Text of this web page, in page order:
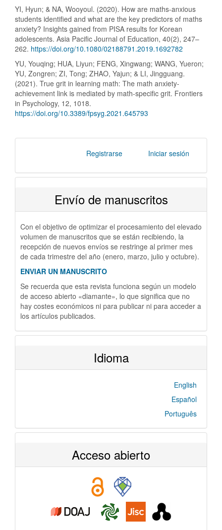
YI, Hyun; & NA, Wooyoul. (2020). How are maths-anxious
students identified and what are the key predictors of maths
anxiety? Insights gained from PISA results for Korean
adolescents. Asia Pacific Journal of Education, 40(2), 247–
262. https://doi.org/10.1080/02188791.2019.1692782
YU, Youqing; HUA, Liyun; FENG, Xingwang; WANG, Yueron;
YU, Zongren; ZI, Tong; ZHAO, Yajun; & LI, Jingguang.
(2021). True grit in learning math: The math anxiety-
achievement link is mediated by math-specific grit. Frontiers
in Psychology, 12, 1018.
https://doi.org/10.3389/fpsyg.2021.645793
Registrarse Iniciar sesión
Envío de manuscritos
Con el objetivo de optimizar el procesamiento del elevado
volumen de manuscritos que se están recibiendo, la
recepción de nuevos envíos se restringe al primer mes
de cada trimestre del año (enero, marzo, julio y octubre).
ENVIAR UN MANUSCRITO
Se recuerda que esta revista funciona según un modelo
de acceso abierto «diamante», lo que significa que no
hay costes económicos ni para publicar ni para acceder a
los artículos publicados.
Idioma
English
Español
Português
Acceso abierto